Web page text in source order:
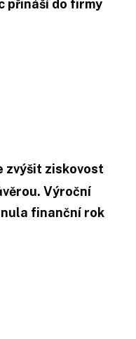
přináší do firmy
zvýšit ziskovost
Výroční
finanční rok